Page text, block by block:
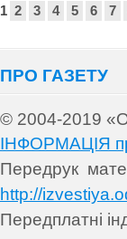
Сторінки
1 2 3 4 5 6 7
ПРО ГАЗЕТУ
© 2004-2019
ІНФОРМАЦІЯ
Передрук
http://
Передплатні